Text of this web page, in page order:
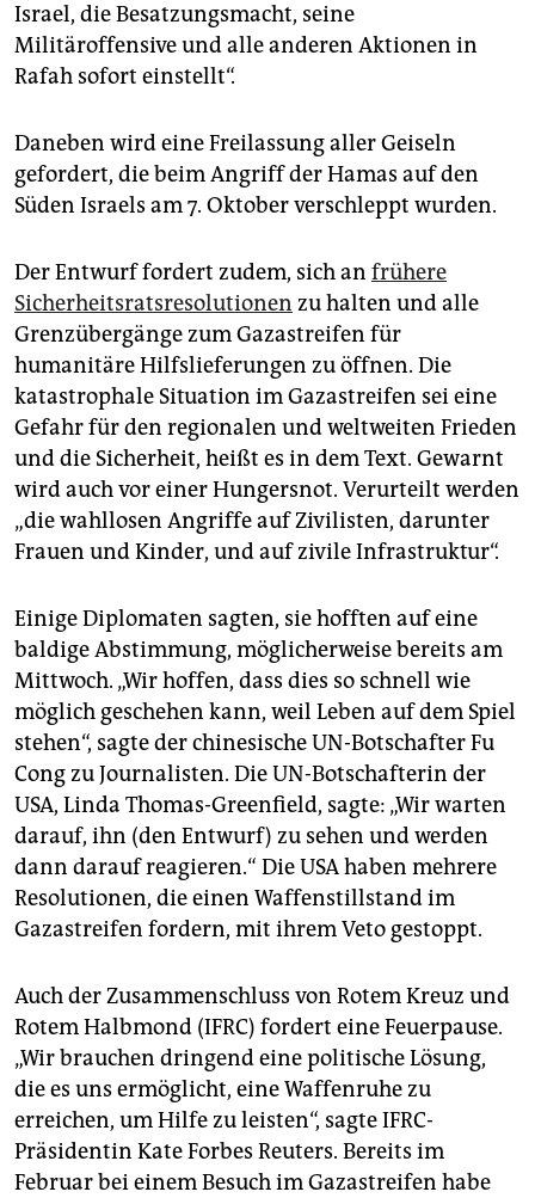
Israel, die Besatzungsmacht, seine
Militäroffensive und alle anderen Aktionen in
Rafah sofort einstellt“.
Daneben wird eine Freilassung aller Geiseln
gefordert, die beim Angriff der Hamas auf den
Süden Israels am 7. Oktober verschleppt wurden.
Der Entwurf fordert zudem, sich an frühere
Sicherheitsratsresolutionen zu halten und alle
Grenzübergänge zum Gazastreifen für
humanitäre Hilfslieferungen zu öffnen. Die
katastrophale Situation im Gazastreifen sei eine
Gefahr für den regionalen und weltweiten Frieden
und die Sicherheit, heißt es in dem Text. Gewarnt
wird auch vor einer Hungersnot. Verurteilt werden
„die wahllosen Angriffe auf Zivilisten, darunter
Frauen und Kinder, und auf zivile Infrastruktur“.
Einige Diplomaten sagten, sie hofften auf eine
baldige Abstimmung, möglicherweise bereits am
Mittwoch. „Wir hoffen, dass dies so schnell wie
möglich geschehen kann, weil Leben auf dem Spiel
stehen“, sagte der chinesische UN-Botschafter Fu
Cong zu Journalisten. Die UN-Botschafterin der
USA, Linda Thomas-Greenfield, sagte: „Wir warten
darauf, ihn (den Entwurf) zu sehen und werden
dann darauf reagieren.“ Die USA haben mehrere
Resolutionen, die einen Waffenstillstand im
Gazastreifen fordern, mit ihrem Veto gestoppt.
Auch der Zusammenschluss von Rotem Kreuz und
Rotem Halbmond (IFRC) fordert eine Feuerpause.
„Wir brauchen dringend eine politische Lösung,
die es uns ermöglicht, eine Waffenruhe zu
erreichen, um Hilfe zu leisten“, sagte IFRC-
Präsidentin Kate Forbes Reuters. Bereits im
Februar bei einem Besuch im Gazastreifen habe